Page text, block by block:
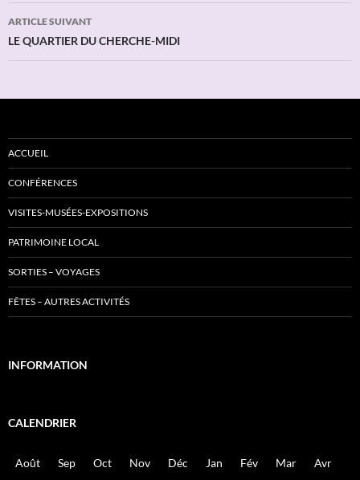
articles
ARTICLE SUIVANT
LE QUARTIER DU CHERCHE-MIDI
ACCUEIL
CONFÉRENCES
VISITES-MUSÉES-EXPOSITIONS
PATRIMOINE LOCAL
SORTIES – VOYAGES
FÊTES – AUTRES ACTIVITÉS
INFORMATION
CALENDRIER
Août Sep Oct Nov Déc Jan Fév Mar Avr